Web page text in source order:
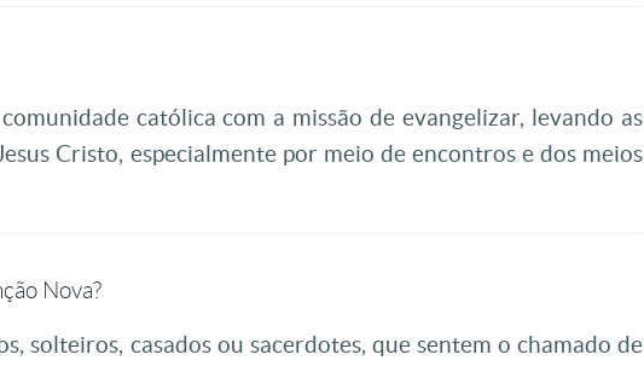
católica com a missão de evangelizar, levando as
Cristo, especialmente por meio de encontros e dos meios
Nova?
solteiros, casados ou sacerdotes, que sentem o chamado de